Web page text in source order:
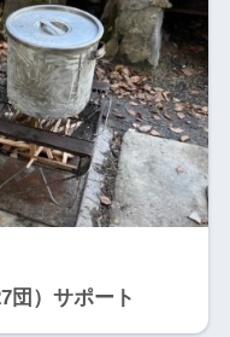
団）サポート